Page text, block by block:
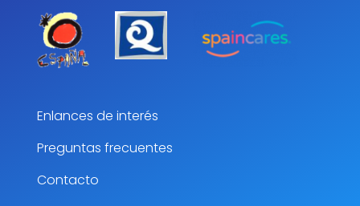
Enlances de interés
Preguntas frecuentes
Contacto